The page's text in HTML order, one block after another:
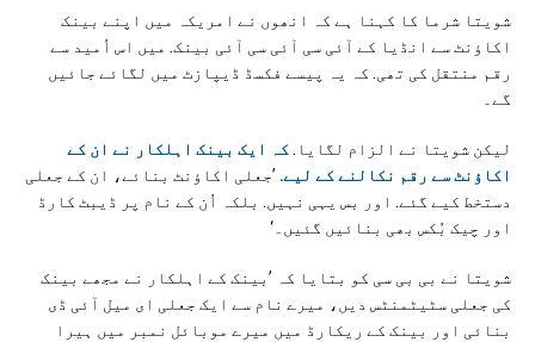
شویتا شرما کا کہنا ہے کہ انھوں نے امریکہ میں اپنے بینک
اکاؤنٹ سے انڈیا کے آئی سی آئی سی آئی بینک. میں اس اُمید سے
رقم منتقل کی تھی. کہ یہ پیسے فکسڈ ڈیپازٹ میں لگائے جائیں
گے۔
لیکن شویتا نے الزام لگایا. کہ ایک بینک اہلکار نے ان کے
اکاؤنٹ سے رقم نکالنے کے لیے. ’جعلی اکاؤنٹ بنائے، ان کے جعلی
دستخط کیے گئے. اور بس یہی نہیں. بلکہ اُن کے نام پر ڈیبٹ کارڈ
اور چیک بُکس بھی بنائیں گئیں۔‘
شویتا نے بی بی سی کو بتایا کہ ’بینک کے اہلکار نے مجھے بینک
کی جعلی سٹیٹمنٹس دیں، میرے نام سے ایک جعلی ای میل آئی ڈی
بنائی اور بینک کے ریکارڈ میں میرے موبائل نمبر میں ہیرا